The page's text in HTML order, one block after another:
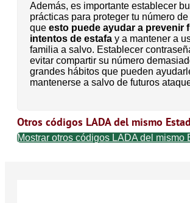
Además, es importante establecer
prácticas para proteger tu número
que esto puede ayudar a prevenir
intentos de estafa y a mantener a
familia a salvo. Establecer
evitar compartir su número
grandes hábitos que pueden
mantenerse a salvo de futuros
Otros códigos LADA del mismo
Mostrar otros códigos LADA del mismo